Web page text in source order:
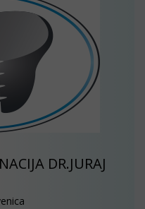
DR.JURAJ